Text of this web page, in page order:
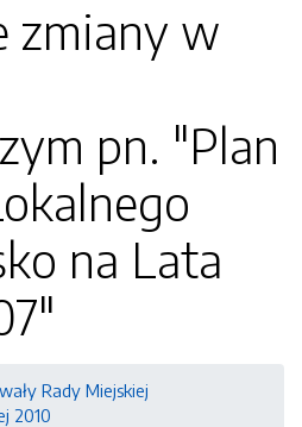
zmiany w
pn. "Plan
na Lata
Rady Miejskiej
2010